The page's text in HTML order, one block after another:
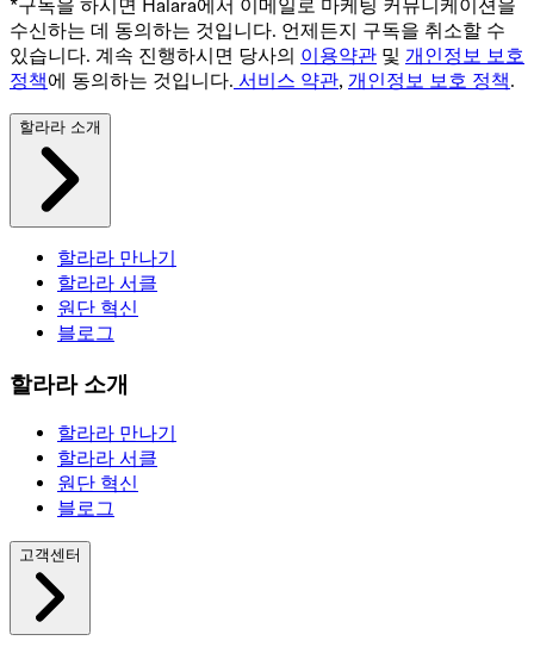
*구독을 하시면 Halara에서 이메일로 마케팅 커뮤니케이션을
수신하는 데 동의하는 것입니다. 언제든지 구독을 취소할 수
있습니다. 계속 진행하시면 당사의 이용약관 및 개인정보 보호
정책에 동의하는 것입니다. 서비스 약관, 개인정보 보호 정책.
할라라 소개
할라라 만나기
할라라 서클
원단 혁신
블로그
할라라 소개
할라라 만나기
할라라 서클
원단 혁신
블로그
고객센터